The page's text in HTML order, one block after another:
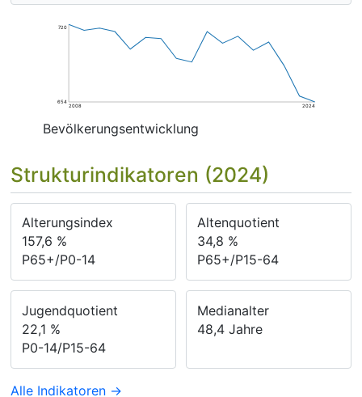
654
720
2008 2024
Bevölkerungsentwicklung
Strukturindikatoren (2024)
Alterungsindex
157,6 %
P65+/P0-14
Altenquotient
34,8 %
P65+/P15-64
Jugendquotient
22,1 %
P0-14/P15-64
Medianalter
48,4 Jahre
Alle Indikatoren →